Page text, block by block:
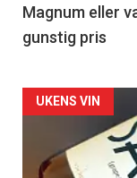
3
Magnum eller
gunstig pris
Forsiden
akkurat
UKENS VIN